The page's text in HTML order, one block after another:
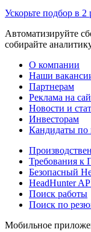
Ускорьте подбор в 2
Автоматизируйте
собирайте
О компании
Наши
Партнерам
Реклама на
Новости и
Инвесторам
Кандидаты по
Требования к
Безопасный
HeadHunter
Поиск работы
Поиск по
Мобильное